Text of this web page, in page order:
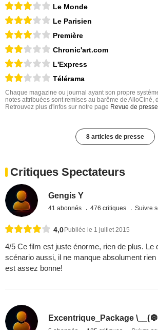
Le Monde
Le Parisien
Première
Chronic'art.com
L'Express
Télérama
Chaque magazine ou journal ayant son propre
notes attribuées sont remises au barême de AlloCiné,
Retrouvez plus d'infos sur notre page Revue de presse
8 articles de presse
Critiques Spectateurs
Gengis Y
41 abonnés 476 critiques Suivre
4,0 Publiée le 1 juillet 2015
4/5 Ce film est juste énorme, rien de plus. Le
scénario aussi, il ne manque absolument
est assez bonne!
Excentrique_Package